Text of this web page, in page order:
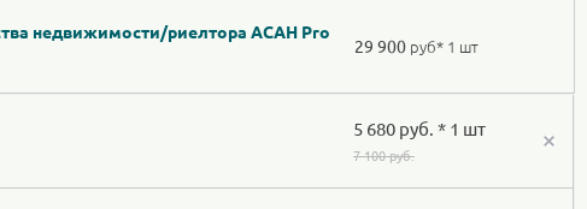
недвижимости/риелтора АСАН Pro
29 900 руб* 1 шт
5 680 руб. * 1 шт
7 100 руб.